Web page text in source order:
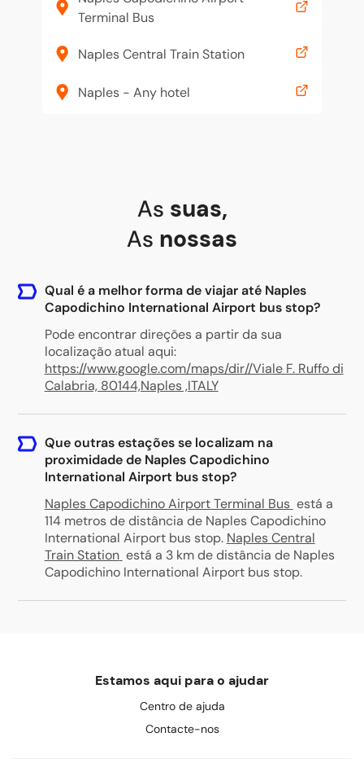
Terminal Bus
Naples Central Train Station
Naples - Any hotel
As suas,
As nossas
Qual é a melhor forma de viajar até Naples
Capodichino International Airport bus stop?
Pode encontrar direções a partir da sua
localização atual aqui:
https://www.google.com/maps/dir//Viale F. Ruffo di
Calabria, 80144,Naples ,ITALY
Que outras estações se localizam na
proximidade de Naples Capodichino
International Airport bus stop?
Naples Capodichino Airport Terminal Bus está a
114 metros de distância de Naples Capodichino
International Airport bus stop. Naples Central
Train Station está a 3 km de distância de Naples
Capodichino International Airport bus stop.
Estamos aqui para o ajudar
Centro de ajuda
Contacte-nos